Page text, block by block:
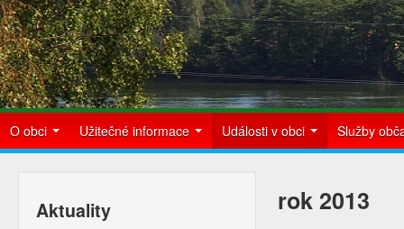
O obci Užitečné informace Události v obci Služby
Aktuality rok 2013